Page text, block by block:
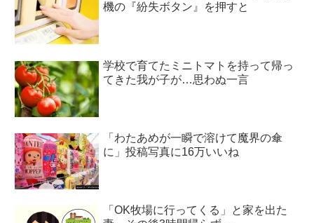
機の『紛失ボタン』を押すと
学校で育てたミニトマトを持って帰っ
てきた我が子が…思わぬ一言
「わたあめが一瞬で溶けて魔界の傘
に」投稿写真に16万いいね
「OK牧場に行ってくる」と家を出た